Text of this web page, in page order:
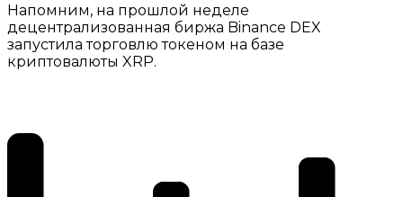
Напомним, на прошлой неделе
децентрализованная биржа Binance DEX
запустила торговлю токеном на базе
криптовалюты XRP.